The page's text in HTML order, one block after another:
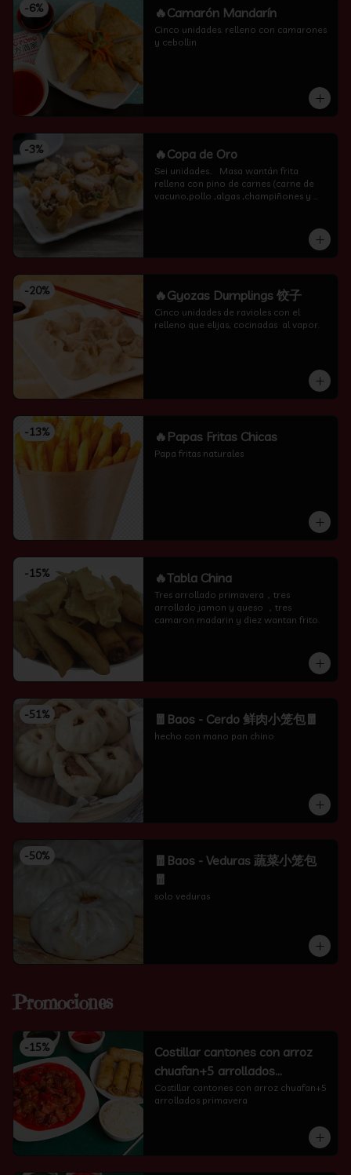
-6% 🔥Camarón Mandarín
Cinco unidades. relleno con camarones
y cebollin
-3% 🔥Copa de Oro
Sei unidades..   Masa wantán frita
rellena con pino de carnes (carne de
vacuno,pollo ,algas ,champiñones y
-20% 🔥Gyozas Dumplings 饺子
Cinco unidades de ravioles con el
relleno que elijas, cocinadas  al vapor.
-13% 🔥Papas Fritas Chicas
Papa fritas naturales
-15% 🔥Tabla China
Tres arrollado primavera，tres
arrollado jamon y queso ，tres
camaron madarin y diez wantan frito.
-51% 🧧Baos - Cerdo 鲜肉小笼包🧧
hecho con mano pan chino
-50%
🧧Baos - Veduras 蔬菜小笼包
solo veduras
Promociones
-15%
Costillar cantones con arroz
chuafan+5 arrollados
primavera
Costillar cantones con arroz chuafan+5
arrollados primavera